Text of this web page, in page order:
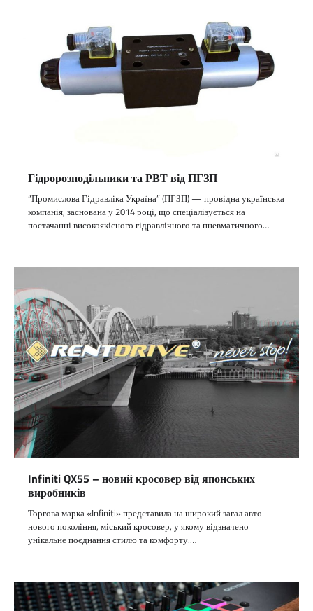
Гідророзподільники та РВТ від ПГЗП
“Промислова Гідравліка Україна” (ПГЗП) — провідна українська
компанія, заснована у 2014 році, що спеціалізується на
постачанні високоякісного гідравлічного та пневматичного…
Infiniti QX55 – новий кросовер від японських
виробників
Торгова марка «Infiniti» представила на широкий загал авто
нового покоління, міський кросовер, у якому відзначено
унікальне поєднання стилю та комфорту.…